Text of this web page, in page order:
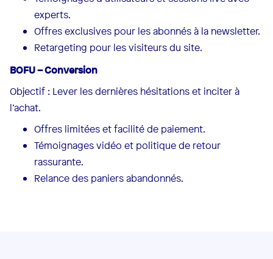
experts.
Offres exclusives pour les abonnés à la newsletter.
Retargeting pour les visiteurs du site.
BOFU – Conversion
Objectif : Lever les dernières hésitations et inciter à
l’achat.
Offres limitées et facilité de paiement.
Témoignages vidéo et politique de retour
rassurante.
Relance des paniers abandonnés.